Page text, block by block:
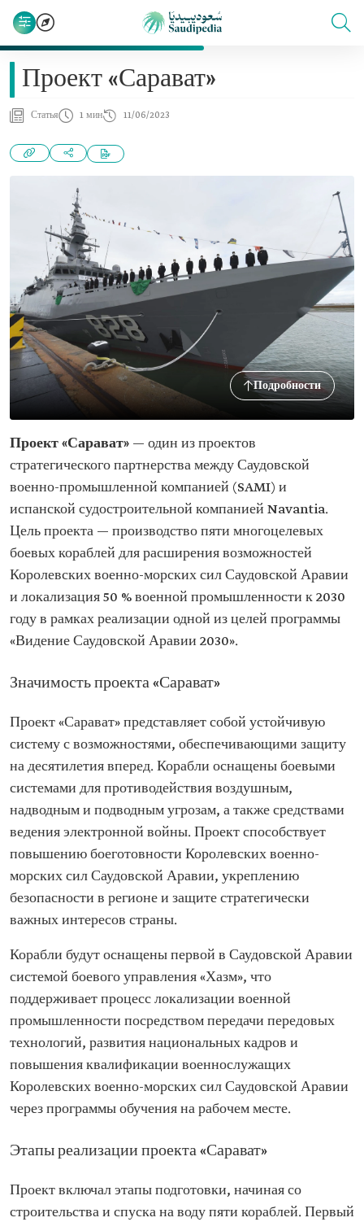
Проект «Сарават»
Статья 1 мин 11/06/2023
Подробности
Проект «Сарават» — один из проектов
стратегического партнерства между Саудовской
военно-промышленной компанией (SAMI) и
испанской судостроительной компанией Navantia.
Цель проекта — производство пяти многоцелевых
боевых кораблей для расширения возможностей
Королевских военно-морских сил Саудовской Аравии
и локализация 50 % военной промышленности к 2030
году в рамках реализации одной из целей программы
«Видение Саудовской Аравии 2030».
Значимость проекта «Сарават»
Проект «Сарават» представляет собой устойчивую
систему с возможностями, обеспечивающими защиту
на десятилетия вперед. Корабли оснащены боевыми
системами для противодействия воздушным,
надводным и подводным угрозам, а также средствами
ведения электронной войны. Проект способствует
повышению боеготовности Королевских военно-
морских сил Саудовской Аравии, укреплению
безопасности в регионе и защите стратегически
важных интересов страны.
Корабли будут оснащены первой в Саудовской Аравии
системой боевого управления «Хазм», что
поддерживает процесс локализации военной
промышленности посредством передачи передовых
технологий, развития национальных кадров и
повышения квалификации военнослужащих
Королевских военно-морских сил Саудовской Аравии
через программы обучения на рабочем месте.
Этапы реализации проекта «Сарават»
Проект включал этапы подготовки, начиная со
строительства и спуска на воду пяти кораблей. Первый